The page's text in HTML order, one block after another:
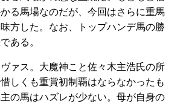
る馬場なのだが、今回はさらに重馬
方した。なお、トップハンデ馬の勝
ある。
ァス。大魔神こと佐々木主浩氏の所
しくも重賞初制覇はならなかったも
の馬はハズレが少ない。母が自身の